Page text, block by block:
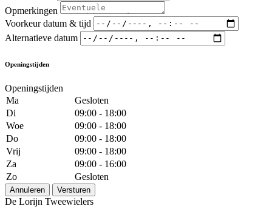
Opmerkingen
Voorkeur datum & tijd
Alternatieve datum
Openingstijden
Openingstijden
Ma
Gesloten
Di
09:00 - 18:00
Woe
09:00 - 18:00
Do
09:00 - 18:00
Vrij
09:00 - 18:00
Za
09:00 - 16:00
Zo
Gesloten
Annuleren Versturen
De Lorijn Tweewielers